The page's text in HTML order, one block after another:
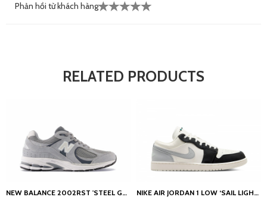
Phản hồi từ khách hàng
RELATED PRODUCTS
NEW BALANCE 2002RST 'STEEL GREY'
NIKE AIR JORDAN 1 LOW ‘SAIL LIGHT SMOKE GREY’